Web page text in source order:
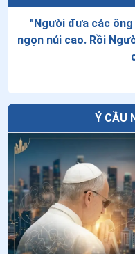
22.Ngày 23/6 Chân
23.Ngày 20/6- Chân
Ngày 18/6 Chân
25.Ngày 12/6 Chân
26.Ngày 10/6 chân
Ngày 08/6 Chân
28.Ngày 04/6 thánh
29.Ngày 02/6 Chân
30.Ngày 30/5 - Chân
"Người đưa các
ngọn núi cao. Rồi
Ý CẦU
phủ
trên
Thứ
kính